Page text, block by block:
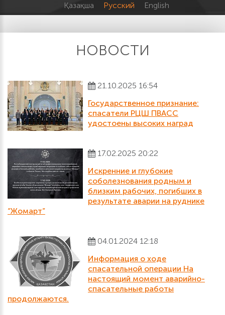
Қазақша Русский English
НОВОСТИ
21.10.2025 16:54
Государственное признание:
спасатели РЦШ ПВАСС
удостоены высоких наград
17.02.2025 20:22
Искренние и глубокие
соболезнования родным и
близким рабочих, погибших в
результате аварии на руднике
“Жомарт”
04.01.2024 12:18
Информация о ходе
спасательной операции На
настоящий момент аварийно-
спасательные работы
продолжаются.